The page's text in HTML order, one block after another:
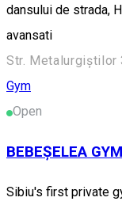
dansului de strada,
avansati
Str. Metalurgiștilor
Gym
Open
BEBEȘELEA GYM
Sibiu's first private